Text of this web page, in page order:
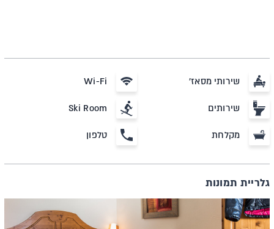
שירותי מסאז' Wi-Fi
שירותים Ski Room
מקלחת טלפון
גלריית תמונות